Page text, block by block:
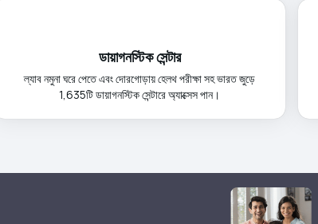
ডায়াগনস্টিক সেন্টার
ল্যাব নমুনা ঘরে পেতে এবং দোরগোড়ায় হেলথ পরীক্ষা সহ ভারত জুড়ে
1,635টি ডায়াগনস্টিক সেন্টারে অ্যাক্সেস পান।